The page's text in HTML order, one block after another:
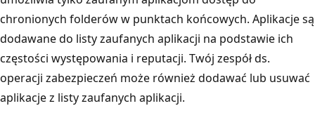
chronionych folderów w punktach końcowych. Aplikacje są
dodawane do listy zaufanych aplikacji na podstawie ich
częstości występowania i reputacji. Twój zespół ds.
operacji zabezpieczeń może również dodawać lub usuwać
aplikacje z listy zaufanych aplikacji.